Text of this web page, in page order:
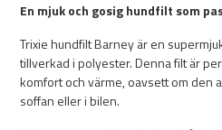
En mjuk och gosig hundfilt som
Trixie hundfilt Barney är en
tillverkad i polyester. Denna filt är
komfort och värme, oavsett om den
soffan eller i bilen.